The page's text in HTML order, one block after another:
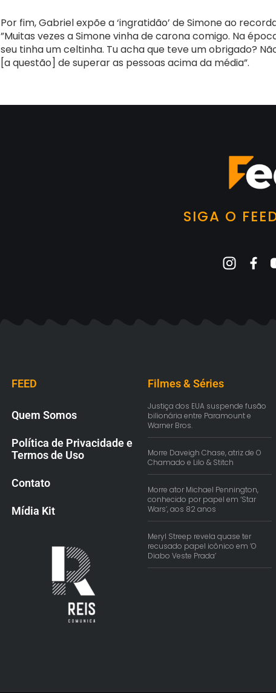
Por fim, Gabriel expõe a ‘ingratidão’ de Simone ao
”Muitas vezes a Simone vinha de carona comigo. Na
seu tinha um celtinha. Tu acha que teve um obrigado?
[a questão] de superar as pessoas acima da média”.
SIGA O
FEED
Quem Somos
Política de Privacidade e
Termos de Uso
Contato
Mídia Kit
Filmes & Séries
Justiça dos EUA suspende fusão
bilionária entre Paramount e
Warner Bros.
Morre Daveigh Chase, atriz de O
Chamado e Lilo & Stitch
Morre ator Michael Pennington,
conhecido por papel em ‘Star
Wars’, aos 82 anos
Meryl Streep revela quase ter
recusado papel icônico em ‘O
Diabo Veste Prada’